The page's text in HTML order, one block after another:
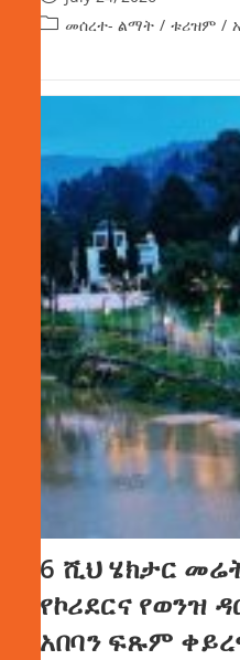
መሰረተ- ልማት / ቱሪዝም /
6 ሺህ ሄክታር
የኮሪደርና የወንዝ
አበባን ፍጹም